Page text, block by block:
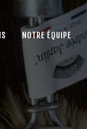
NOTRE ÉQUIPE